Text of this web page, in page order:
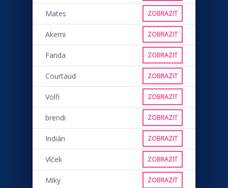
Mates ZOBRAZIT
Akemi ZOBRAZIT
Fanda ZOBRAZIT
Courtaud ZOBRAZIT
Volfi ZOBRAZIT
brendi ZOBRAZIT
Indián ZOBRAZIT
Vlček ZOBRAZIT
Miky ZOBRAZIT